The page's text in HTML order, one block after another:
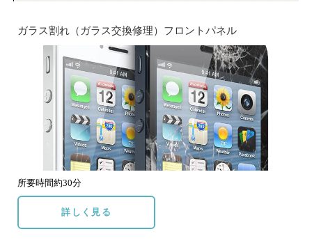
ガラス割れ（ガラス交換修理）フロントパネル
所要時間約30分
詳しく見る